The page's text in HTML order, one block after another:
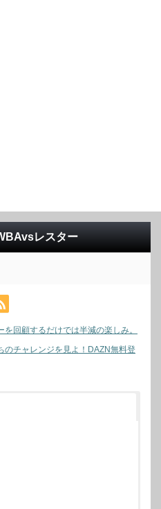
レスター
回顧するだけでは半減の楽しみ。
のチャレンジを見よ！DAZN無料登